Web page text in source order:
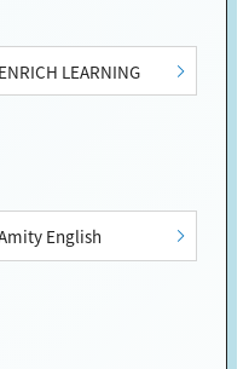
ENRICH LEARNING
English